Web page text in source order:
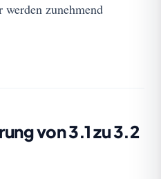
zunehmend
von 3.1 zu 3.2